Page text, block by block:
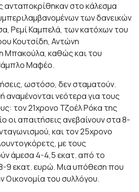
ανταποκρίθηκαν στο κάλεσμα
των δανεικών
Ρεμί Καμπελά, των κατόχων του
Κουτσίδη, Αντώνη
Μπακούλα, καθώς και του
Μαφέο.
ωστόσο, δεν σταματούν.
αναμένονται νεότερα για τους
τον 21χρονο Τζοέλ Ρόκα της
οι απαιτήσεις ανεβαίνουν στα 8-
και τον 25χρονο
με τους
άμεσα 4-4,5 εκατ. από το
9 εκατ. ευρώ. Μια υπόθεση που
Οικονομία του συλλόγου.